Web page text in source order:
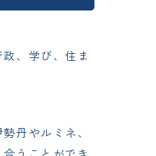
、学び、住ま
丹やルミネ、